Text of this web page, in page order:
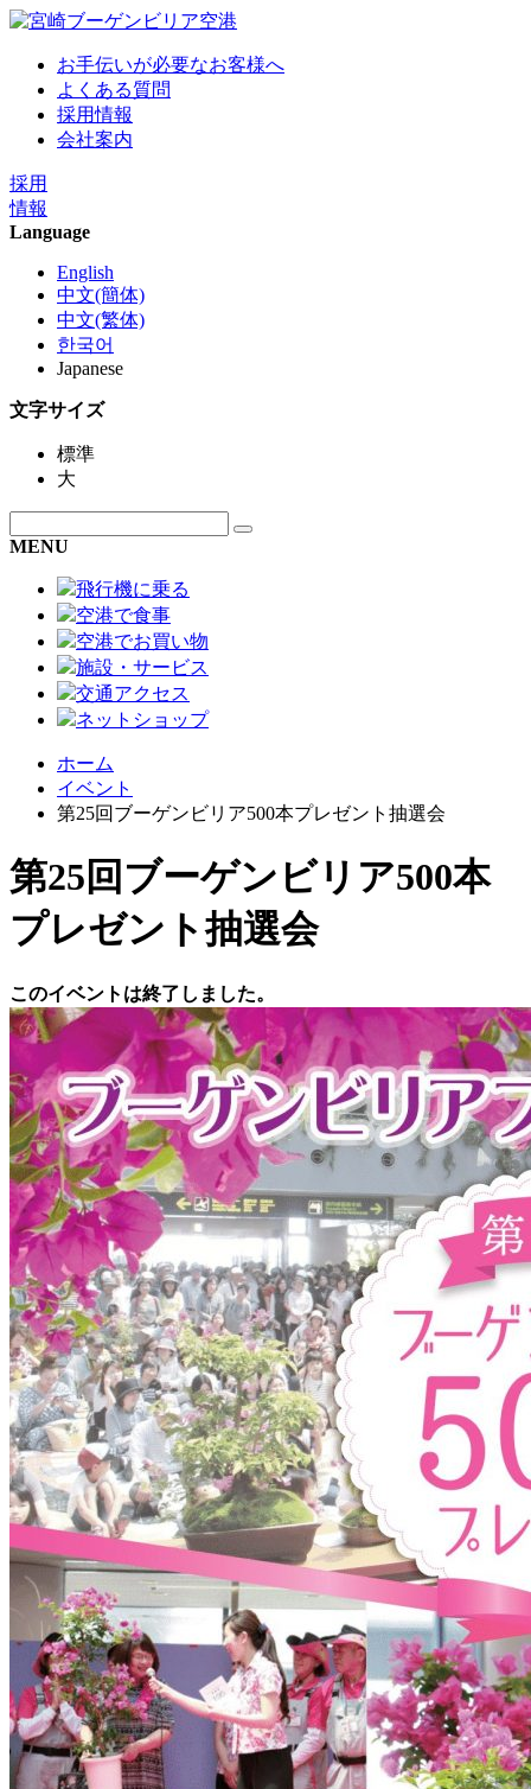
お手伝いが必要なお客様へ
よくある質問
採用情報
会社案内
採用
情報
Language
English
中文(簡体)
中文(繁体)
한국어
Japanese
文字サイズ
標準
大
MENU
飛行機に乗る
空港で食事
空港でお買い物
施設・サービス
交通アクセス
ネットショップ
ホーム
イベント
第25回ブーゲンビリア500本プレゼント抽選会
第25回ブーゲンビリア500本
プレゼント抽選会
このイベントは終了しました。